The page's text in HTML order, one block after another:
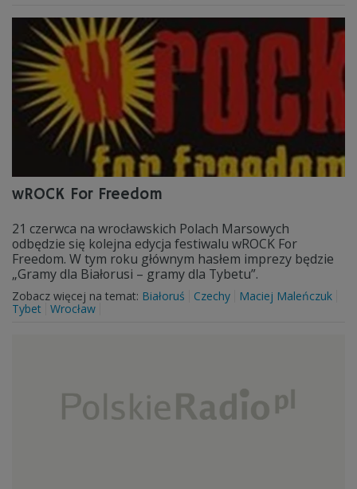
wROCK For Freedom
21 czerwca na wrocławskich Polach Marsowych
odbędzie się kolejna edycja festiwalu wROCK For
Freedom. W tym roku głównym hasłem imprezy będzie
„Gramy dla Białorusi – gramy dla Tybetu”.
Zobacz więcej na temat: Białoruś Czechy
Maciej Maleńczuk
Tybet Wrocław